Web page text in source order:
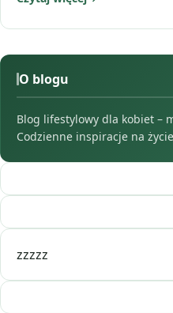
O blogu
Blog lifestylowy dla kobiet –
Codzienne inspiracje na
zzzzz